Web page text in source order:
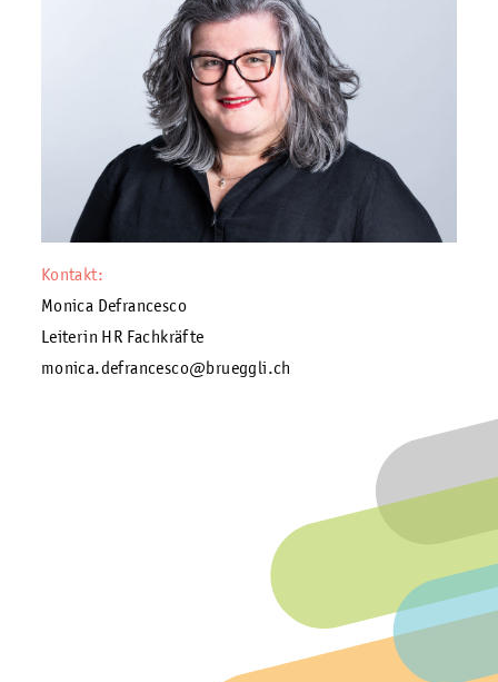
Kontakt:
Monica Defrancesco
Leiterin HR Fachkräfte
monica.defrancesco@brueggli.ch